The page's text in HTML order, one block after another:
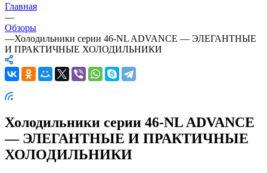
Главная
—
Обзоры
—Холодильники серии 46-NL ADVANCE — ЭЛЕГАНТНЫЕ
И ПРАКТИЧНЫЕ ХОЛОДИЛЬНИКИ
Холодильники серии 46-NL ADVANCE
— ЭЛЕГАНТНЫЕ И ПРАКТИЧНЫЕ
ХОЛОДИЛЬНИКИ